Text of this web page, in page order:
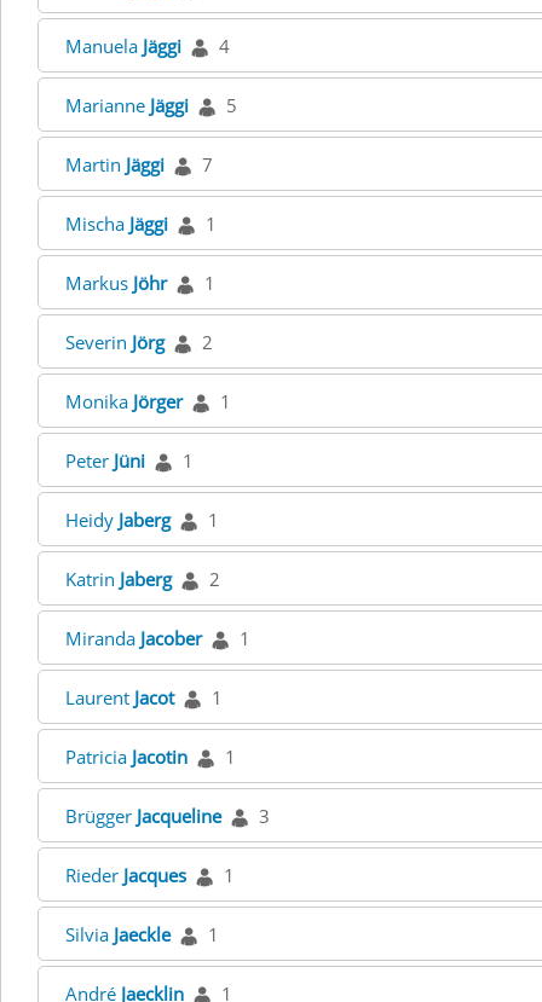
Manuela Jäggi 4
Marianne Jäggi 5
Martin Jäggi 7
Mischa Jäggi 1
Markus Jöhr 1
Severin Jörg 2
Monika Jörger 1
Peter Jüni 1
Heidy Jaberg 1
Katrin Jaberg 2
Miranda Jacober 1
Laurent Jacot 1
Patricia Jacotin 1
Brügger Jacqueline 3
Rieder Jacques 1
Silvia Jaeckle 1
André Jaecklin 1